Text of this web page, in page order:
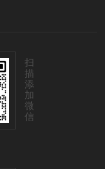
扫
描
添
加
微
信